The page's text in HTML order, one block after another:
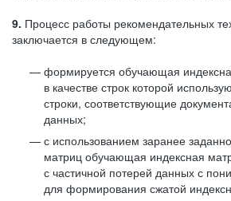
9. Процесс работы рекомендательных
заключается в следующем:
формируется обучающая
в качестве строк которой
строки, соответствующие
данных;
с использованием заранее
матриц обучающая индексная
с частичной потерей данных с
для формирования сжатой